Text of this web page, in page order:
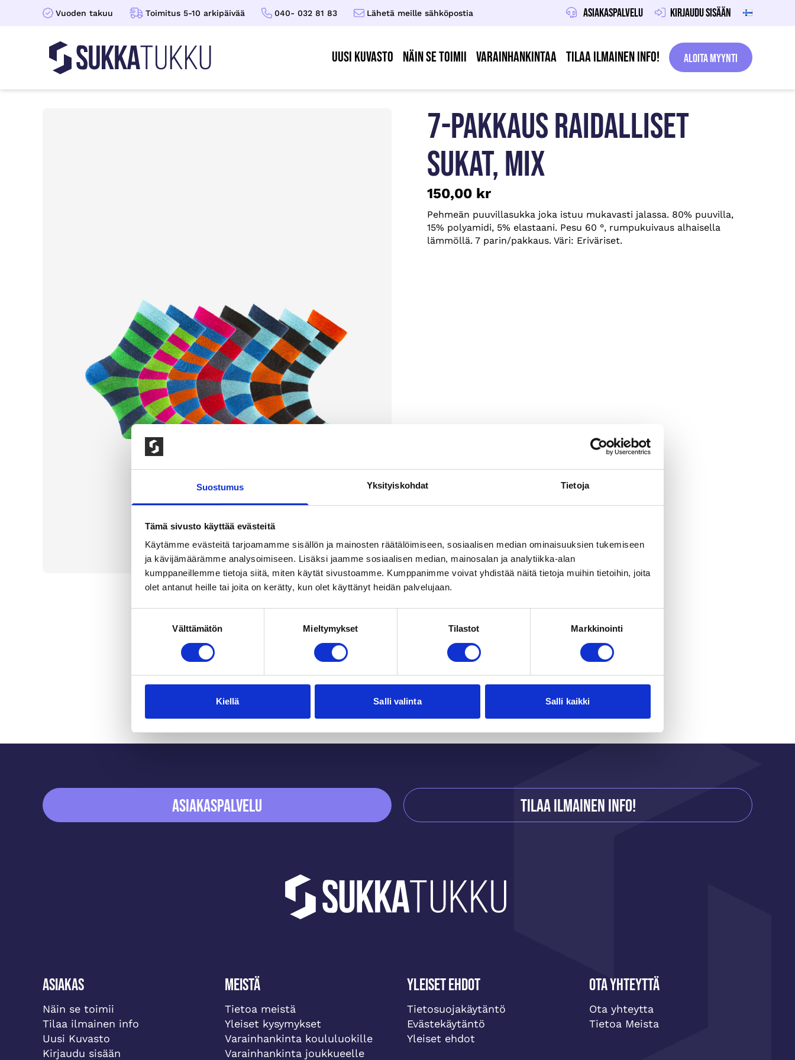
Suostumus Yksityiskohdat Tietoja
Tämä sivusto käyttää evästeitä
Käytämme evästeitä tarjoamamme sisällön ja mainosten räätälöimiseen, sosiaalisen median ominaisuuksien tukemiseen
ja kävijämäärämme analysoimiseen. Lisäksi jaamme sosiaalisen median, mainosalan ja analytiikka-alan
kumppaneillemme tietoja siitä, miten käytät sivustoamme. Kumppanimme voivat yhdistää näitä tietoja muihin tietoihin, joita
olet antanut heille tai joita on kerätty, kun olet käyttänyt heidän palvelujaan.
Välttämätön Mieltymykset Tilastot Markkinointi
Kiellä Salli valinta Salli kaikki
Vuoden takuu Toimitus 5-10 arkipäivää 040- 032 81 83 Lähetä meille sähköpostia Asiakaspalvelu Kirjaudu sisään
Sukkatukku
UUSI KUVASTO Näin se toimii Varainhankintaa Tilaa ilmainen info! Aloita Myynti
7-PAKKAUS RAIDALLISET
SUKAT, MIX
150,00 kr
Pehmeän puuvillasukka joka istuu mukavasti jalassa. 80% puuvilla,
15% polyamidi, 5% elastaani. Pesu 60 °, rumpukuivaus alhaisella
lämmöllä. 7 parin/pakkaus. Väri: Eriväriset.
Du kanske också gillar
ASIAKASPALVELU Tilaa ilmainen info!
Asiakas
Näin se toimii
Tilaa ilmainen info
Uusi Kuvasto
Kirjaudu sisään
Meistä
Tietoa meistä
Yleiset kysymykset
Varainhankinta koululuokille
Varainhankinta joukkueelle
Yleiset ehdot
Tietosuojakäytäntö
Evästekäytäntö
Yleiset ehdot
Ota yhteyttä
Ota yhteytta
Tietoa Meista